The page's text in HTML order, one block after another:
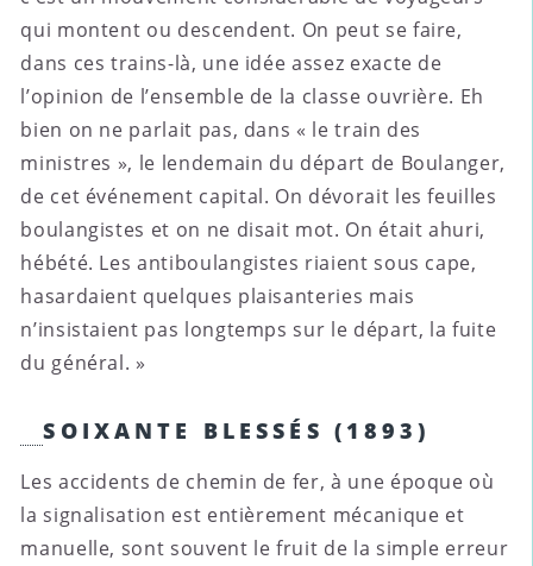
qui montent ou descendent. On peut se faire,
dans ces trains-là, une idée assez exacte de
l’opinion de l’ensemble de la classe ouvrière. Eh
bien on ne parlait pas, dans « le train des
ministres », le lendemain du départ de Boulanger,
de cet événement capital. On dévorait les feuilles
boulangistes et on ne disait mot. On était ahuri,
hébété. Les antiboulangistes riaient sous cape,
hasardaient quelques plaisanteries mais
n’insistaient pas longtemps sur le départ, la fuite
du général. »
SOIXANTE BLESSÉS (1893)
Les accidents de chemin de fer, à une époque où
la signalisation est entièrement mécanique et
manuelle, sont souvent le fruit de la simple erreur